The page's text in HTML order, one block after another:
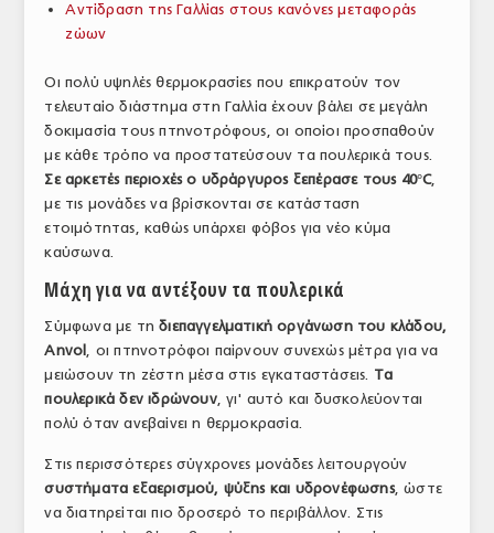
ΠΑΡΑΓΩΓΗ & ΕΜΠΟΡΙΑ
ΠΡΩΤΕΣ ΥΛΕΣ
ΕΞΟΠΛΙΣΜΟΣ
ΕΜΠΟΡΙΚΟΙ ΑΝΤΙΠΡΟΣΩΠΟΙ
ΝΟΜΟΘΕΣΙΑ
ΕΛΛΗΝΙΚΗ ΝΟΜΟΘΕΣΙΑ
ΕΥΡΩΠΑΪΚΗ ΝΟΜΟΘΕΣΙΑ
ΤΟ ΠΕΡΙΟΔΙΚΟ
Profile
ΑΡΧΕΙΟ ΤΕΥΧΩΝ
Αντίδραση της Γαλλίας στους κανόνες μεταφοράς
ζώων
Οι πολύ υψηλές θερμοκρασίες που επικρατούν τον
τελευταίο διάστημα στη Γαλλία έχουν βάλει σε μεγάλη
δοκιμασία τους πτηνοτρόφους, οι οποίοι προσπαθούν
με κάθε τρόπο να προστατεύσουν τα πουλερικά τους.
Σε αρκετές περιοχές ο υδράργυρος ξεπέρασε τους 40°C,
με τις μονάδες να βρίσκονται σε κατάσταση
ετοιμότητας, καθώς υπάρχει φόβος για νέο κύμα
καύσωνα.
Μάχη για να αντέξουν τα πουλερικά
Σύμφωνα με τηδιεπαγγελματική οργάνωση του κλάδου,
Anvol , οι πτηνοτρόφοι παίρνουν συνεχώς μέτρα για να
μειώσουν τη ζέστη μέσα στις εγκαταστάσεις. Τα
πουλερικά δεν ιδρώνουν, γι' αυτό και δυσκολεύονται
πολύ όταν ανεβαίνει η θερμοκρασία.
Στις περισσότερες σύγχρονες μονάδες λειτουργούν
συστήματα εξαερισμού, ψύξης και υδρονέφωσης, ώστε
να διατηρείται πιο δροσερό το περιβάλλον. Στις